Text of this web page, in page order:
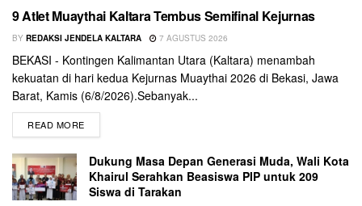
9 Atlet Muaythai Kaltara Tembus Semifinal Kejurnas
BY REDAKSI JENDELA KALTARA 7 AGUSTUS 2026
BEKASI - Kontingen Kalimantan Utara (Kaltara) menambah
kekuatan di hari kedua Kejurnas Muaythai 2026 di Bekasi, Jawa
Barat, Kamis (6/8/2026).Sebanyak...
READ MORE
Dukung Masa Depan Generasi Muda, Wali Kota
Khairul Serahkan Beasiswa PIP untuk 209
Siswa di Tarakan